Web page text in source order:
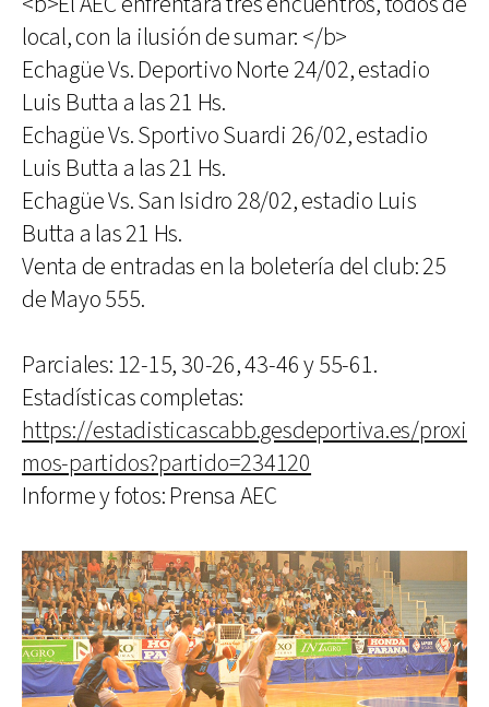
local, con la ilusión de sumar: </b>
Echagüe Vs. Deportivo Norte 24/02, estadio
Luis Butta a las 21 Hs.
Echagüe Vs. Sportivo Suardi 26/02, estadio
Luis Butta a las 21 Hs.
Echagüe Vs. San Isidro 28/02, estadio Luis
Butta a las 21 Hs.
Venta de entradas en la boletería del club: 25
de Mayo 555.
Parciales: 12-15, 30-26, 43-46 y 55-61.
Estadísticas completas:
https://estadisticascabb.gesdeportiva.es/proxi
mos-partidos?partido=234120
Informe y fotos: Prensa AEC